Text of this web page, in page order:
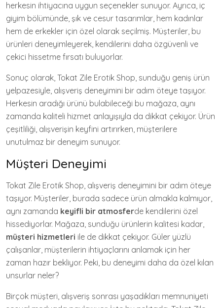
herkesin ihtiyacına uygun seçenekler sunuyor. Ayrıca, iç
giyim bölümünde, şık ve cesur tasarımlar, hem kadınlar
hem de erkekler için özel olarak seçilmiş. Müşteriler, bu
ürünleri deneyimleyerek, kendilerini daha özgüvenli ve
çekici hissetme fırsatı buluyorlar.
Sonuç olarak, Tokat Zile Erotik Shop, sunduğu geniş ürün
yelpazesiyle, alışveriş deneyimini bir adım öteye taşıyor.
Herkesin aradığı ürünü bulabileceği bu mağaza, aynı
zamanda kaliteli hizmet anlayışıyla da dikkat çekiyor. Ürün
çeşitliliği, alışverişin keyfini artırırken, müşterilere
unutulmaz bir deneyim sunuyor.
Müşteri Deneyimi
Tokat Zile Erotik Shop, alışveriş deneyimini bir adım öteye
taşıyor. Müşteriler, burada sadece ürün almakla kalmıyor,
aynı zamanda keyifli bir atmosferde kendilerini özel
hissediyorlar. Mağaza, sunduğu ürünlerin kalitesi kadar,
müşteri hizmetleri ile de dikkat çekiyor. Güler yüzlü
çalışanlar, müşterilerin ihtiyaçlarını anlamak için her
zaman hazır bekliyor. Peki, bu deneyimi daha da özel kılan
unsurlar neler?
Birçok müşteri, alışveriş sonrası yaşadıkları memnuniyeti